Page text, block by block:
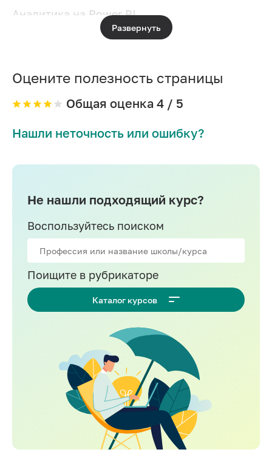
Аналитика на Power BI
Data Engineering
Работа с презентациями
Deep Learning
Аналитика на R
Системная аналитика
Развернуть
Оцените полезность страницы
Общая оценка 4/ 5
Нашли неточность или ошибку?
Не нашли подходящий курс?
Воспользуйтесь поиском
Поищите в рубрикаторе
Каталог курсов